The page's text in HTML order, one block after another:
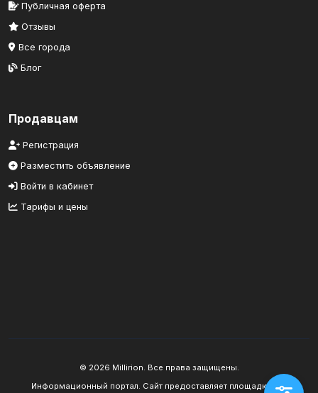
Публичная оферта
Отзывы
Все города
Блог
Продавцам
Регистрация
Разместить объявление
Войти в кабинет
Тарифы и цены
© 2026 Millirion. Все права защищены.
Информационный портал. Сайт предоставляет площадку для